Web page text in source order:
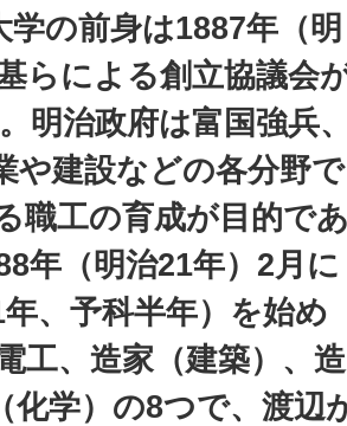
の前身は1887年（明
らによる創立協議会
明治政府は富国強兵、
や建設などの各分野で
職工の育成が目的であ
年（明治21年）2月に
、予科半年）を始め
工、造家（建築）、造
化学）の8つで、渡辺